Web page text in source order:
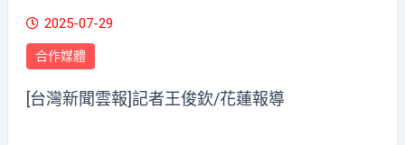
2025-07-29
合作媒體
[台灣新聞雲報]記者王俊欽/花蓮報導